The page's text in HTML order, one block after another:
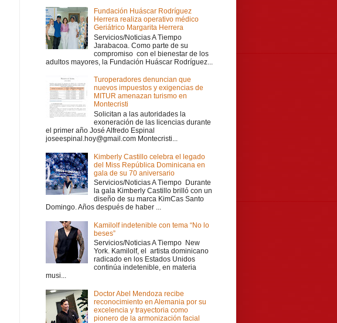
Fundación Huáscar Rodríguez
Herrera realiza operativo médico
Geriátrico Margarita Herrera
Servicios/Noticias A Tiempo
Jarabacoa. Como parte de su
compromiso con el bienestar de los
adultos mayores, la Fundación Huáscar Rodríguez...
Turoperadores denuncian que
nuevos impuestos y exigencias de
MITUR amenazan turismo en
Montecristi
Solicitan a las autoridades la
exoneración de las licencias durante
el primer año José Alfredo Espinal
joseespinal.hoy@gmail.com Montecristi...
Kimberly Castillo celebra el legado
del Miss República Dominicana en
gala de su 70 aniversario
Servicios/Noticias A Tiempo Durante
la gala Kimberly Castillo brilló con un
diseño de su marca KimCas Santo
Domingo. Años después de haber ...
Kamilolf indetenible con tema “No lo
beses”
Servicios/Noticias A Tiempo New
York. Kamilolf, el artista dominicano
radicado en los Estados Unidos
continúa indetenible, en materia
musi...
Doctor Abel Mendoza recibe
reconocimiento en Alemania por su
excelencia y trayectoria como
pionero de la armonización facial